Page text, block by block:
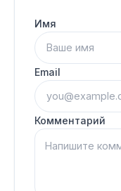
Имя
Email
Комментарий